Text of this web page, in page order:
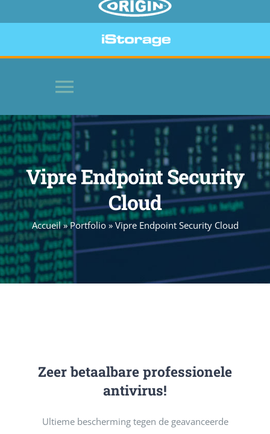
Toggle
Navigation
HOME
SOFTWARE
BEVEILIGDE APPARATEN
WEBSITE
CONTACT
Vipre Endpoint Security
Cloud
Accueil»Portfolio»Vipre Endpoint Security Cloud
Zeer betaalbare professionele
antivirus!
Ultieme bescherming tegen de geavanceerde